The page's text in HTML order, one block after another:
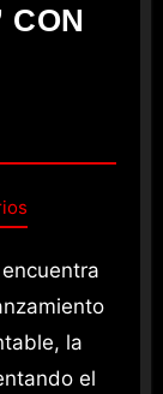
CON
la
el